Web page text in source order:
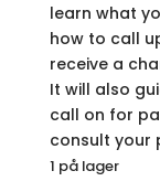
learn what
how to call
receive a
It will also
call on for
consult your
1 på lager